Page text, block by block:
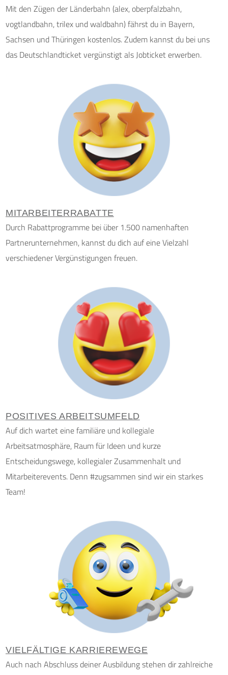
Mit den Zügen der Länderbahn (alex, oberpfalzbahn,
vogtlandbahn, trilex und waldbahn) fährst du in Bayern,
Sachsen und Thüringen kostenlos. Zudem kannst du bei uns
das Deutschlandticket vergünstigt als Jobticket erwerben.
MITARBEITERRABATTE
Durch Rabattprogramme bei über 1.500 namenhaften
Partnerunternehmen, kannst du dich auf eine Vielzahl
verschiedener Vergünstigungen freuen.
POSITIVES ARBEITSUMFELD
Auf dich wartet eine familiäre und kollegiale
Arbeitsatmosphäre, Raum für Ideen und kurze
Entscheidungswege, kollegialer Zusammenhalt und
Mitarbeiterevents. Denn #zugsammen sind wir ein starkes
Team!
VIELFÄLTIGE KARRIEREWEGE
Auch nach Abschluss deiner Ausbildung stehen dir zahlreiche